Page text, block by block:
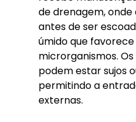
de drenagem, onde
antes de ser
úmido que
microrganismos.
podem estar sujos
permitindo a
externas.